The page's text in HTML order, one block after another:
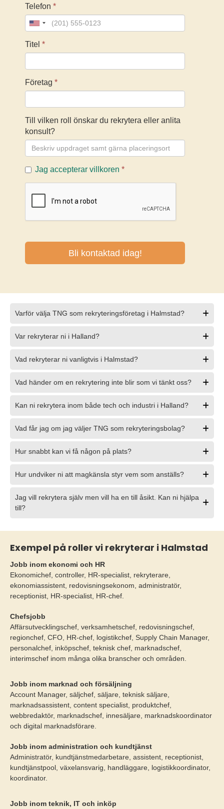
Varför välja TNG som rekryteringsföretag i Halmstad?
Var rekryterar ni i Halland?
Vad rekryterar ni vanligtvis i Halmstad?
Vad händer om en rekrytering inte blir som vi tänkt oss?
Kan ni rekrytera inom både tech och industri i Halland?
Vad får jag om jag väljer TNG som rekryteringsbolag?
Hur snabbt kan vi få någon på plats?
Hur undviker ni att magkänsla styr vem som anställs?
Jag vill rekrytera själv men vill ha en till åsikt. Kan ni hjälpa
till?
Exempel på roller vi rekryterar i Halmstad
Jobb inom ekonomi och HR
Ekonomichef, controller, HR-specialist, rekryterare,
ekonomiassistent, redovisningsekonom, administratör,
receptionist, HR-specialist, HR-chef.
Chefsjobb
Affärsutvecklingschef, verksamhetschef, redovisningschef,
regionchef, CFO, HR-chef, logistikchef, Supply Chain Manager,
personalchef, inköpschef, teknisk chef, marknadschef,
interimschef inom många olika branscher och områden.
Jobb inom marknad och försäljning
Account Manager, säljchef, säljare, teknisk säljare,
marknadsassistent, content specialist, produktchef,
webbredaktör, marknadschef, innesäljare, marknadskoordinator
och digital marknadsförare.
Jobb inom administration och kundtjänst
Administratör, kundtjänstmedarbetare, assistent, receptionist,
kundtjänstpool, växelansvarig, handläggare, logistikkoordinator,
koordinator.
Jobb inom teknik, IT och inköp